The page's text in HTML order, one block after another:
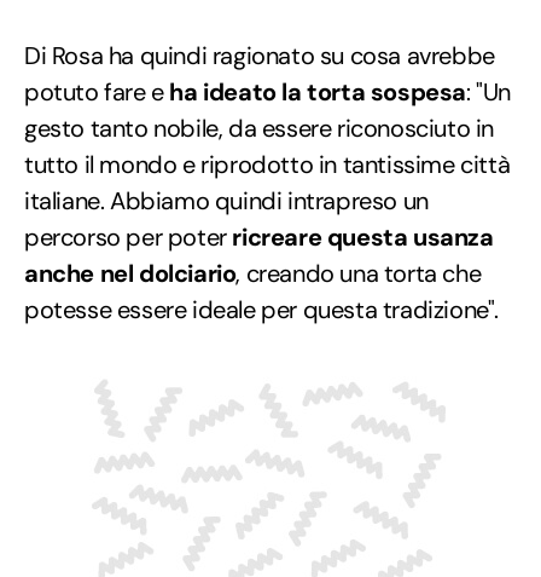
Di Rosa ha quindi ragionato su cosa avrebbe
potuto fare eha ideato la torta sospesa: "Un
gesto tanto nobile, da essere riconosciuto in
tutto il mondo e riprodotto in tantissime città
italiane. Abbiamo quindi intrapreso un
percorso per poterricreare questa usanza
anche nel dolciario, creando una torta che
potesse essere ideale per questa tradizione".